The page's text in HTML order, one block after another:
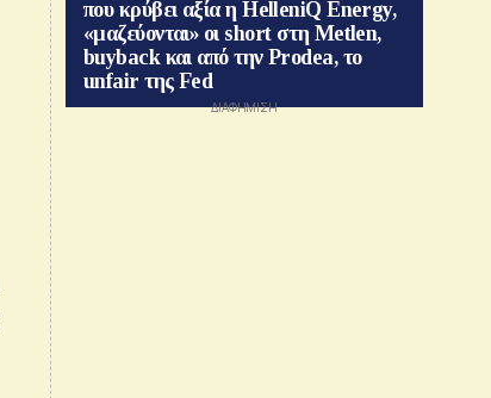
που κρύβει αξία η HelleniQ Energy,
«μαζεύονται» οι short στη Metlen,
buyback και από την Prodea, το
unfair της Fed